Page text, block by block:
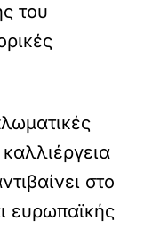
του
στο
ευρωπαϊκής